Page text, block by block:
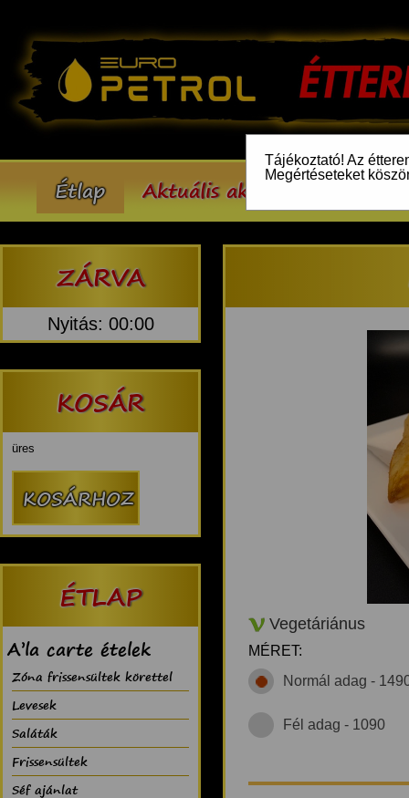
Tájékoztató! Az
Megértéseteket
Étlap Aktuális akcióink
ZÁRVA
Nyitás: 00:00
KOSÁR
üres
ÉTLAP
A’la carte ételek
Zóna frissensültek körettel
Levesek
Saláták
Frissensültek
Séf ajánlat
Vegetáriánus
MÉRET:
Normál adag -
Fél adag - 1090